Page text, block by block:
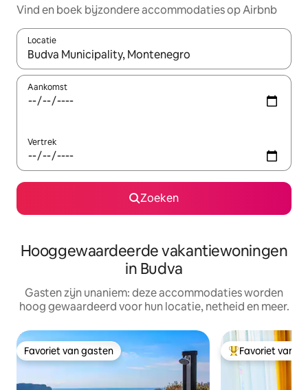
Vind en boek bijzondere accommodaties op Airbnb
Locatie
Wanneer er resultaten beschikbaar zijn, maak je een keuze
Aankomst
Vertrek
Zoeken
Hooggewaardeerde vakantiewoningen
in Budva
Gasten zijn unaniem: deze accommodaties worden
hoog gewaardeerd voor hun locatie, netheid en meer.
Favoriet van gasten
Favoriet van gasten Topfavoriet van
Favoriet van